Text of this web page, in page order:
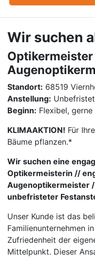
Wir suchen
Standort: 68519
Anstellung:
Beginn: Flexibel,
KLIMAAKTION! Für
Bäume pflanzen.*
Wir suchen eine
Optikermeisterin //
Augenoptikermeister
unbefristeter
Unser Kunde ist das
Familienunternehmen
Zufriedenheit der
Mittelpunkt. Dieser